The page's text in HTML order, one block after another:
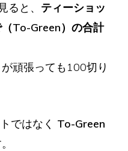
ると、 ティーショッ
To-Green）の合計
頑張っても100切り
ではなく To-Green